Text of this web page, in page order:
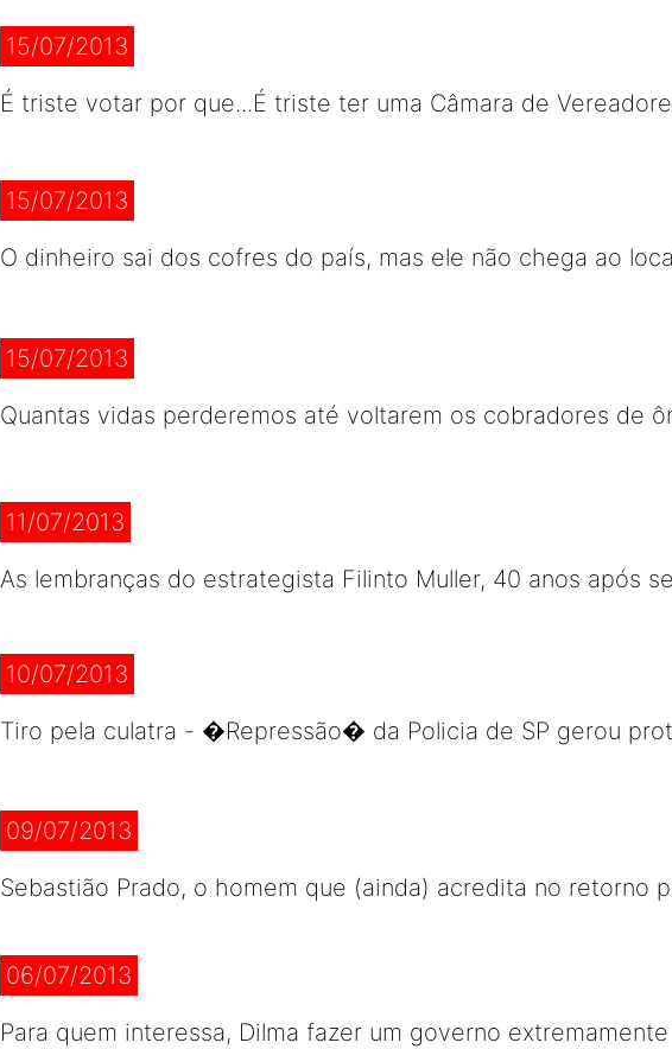
15/07/2013
É triste votar por que...É triste ter uma Câmara de
15/07/2013
O dinheiro sai dos cofres do país, mas ele não chega ao
15/07/2013
Quantas vidas perderemos até voltarem os cobradores de
11/07/2013
As lembranças do estrategista Filinto Muller, 40 anos após
10/07/2013
Tiro pela culatra - �Repressão� da Policia de SP gerou
09/07/2013
Sebastião Prado, o homem que (ainda) acredita no retorno
06/07/2013
Para quem interessa, Dilma fazer um governo